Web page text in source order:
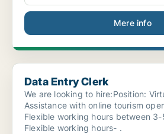
Mere info
Data Entry Clerk
Data Entry Clerk
We are looking to hire:Position:
Assistance with online tourism
Flexible working hours between
Flexible working hours- .